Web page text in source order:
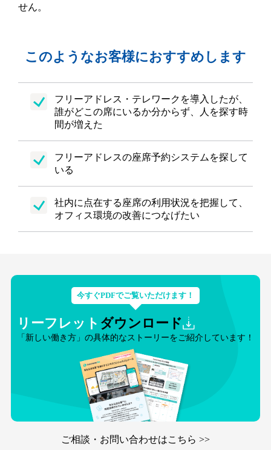
せん。
このようなお客様におすすめします
フリーアドレス・テレワークを導入したが、
誰がどこの席にいるか分からず、人を探す時
間が増えた
フリーアドレスの座席予約システムを探して
いる
社内に点在する座席の利用状況を把握して、
オフィス環境の改善につなげたい
今すぐPDFでご覧いただけます！
リーフレット ダウンロード
「新しい働き方」の具体的なストーリーをご紹介しています！
ご相談・お問い合わせはこちら >>